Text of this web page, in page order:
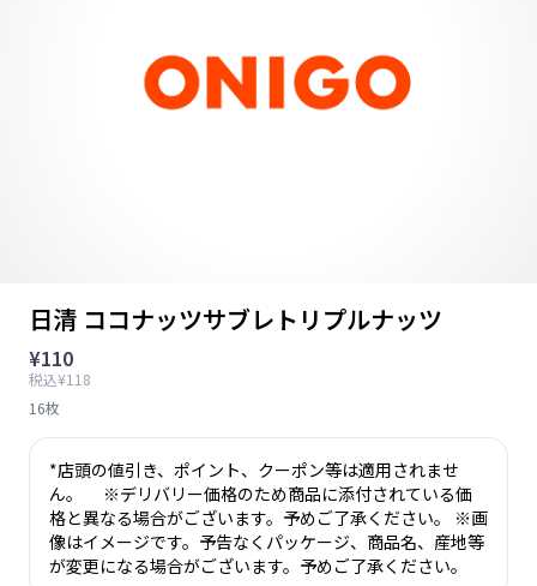
日清 ココナッツサブレトリプルナッツ
¥110
税込¥118
16枚
*店頭の値引き、ポイント、クーポン等は適用されませ
ん。 ※デリバリー価格のため商品に添付されている価
格と異なる場合がございます。予めご了承ください。 ※画
像はイメージです。予告なくパッケージ、商品名、産地等
が変更になる場合がございます。予めご了承ください。